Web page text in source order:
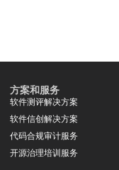
软件测评解决方案
软件信创解决方案
代码合规审计服务
开源治理培训服务
方案和服务